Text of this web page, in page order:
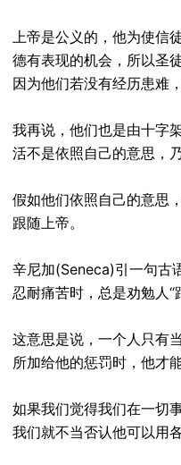
上帝是公义的，他为使信
德有表现的机会，所以圣
因为他们若没有经历患难
我再说，他们也是由十字
活不是依照自己的意思，
假如他们依照自己的意思
跟随上帝。
辛尼加(Seneca)引一句古
忍耐痛苦时，总是劝勉人“
这意思是说，一个人只有
所加给他的惩罚时，他才
如果我们觉得我们在一切
我们就不当否认他可以用